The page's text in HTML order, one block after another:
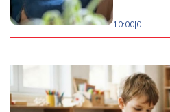
10:00|0